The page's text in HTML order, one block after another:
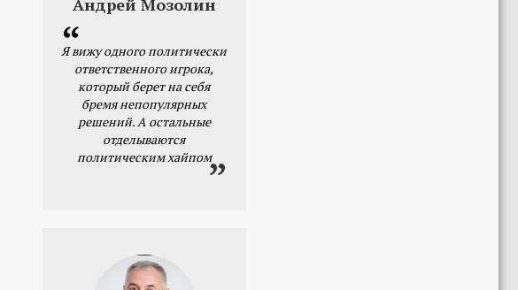
Я вижу одного политически
ответственного игрока,
который берет на себя
бремя непопулярных
решений. А остальные
отделываются
политическим хайпом